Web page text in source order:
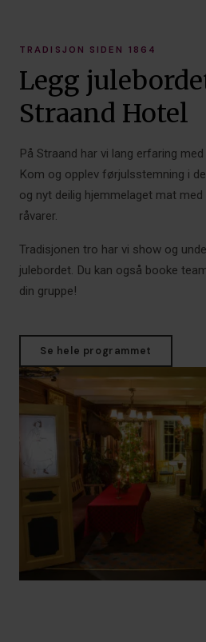
TRADISJON SIDEN 1864
Legg
Straand Hotel
På Straand har vi lang erfaring
Kom og opplev førjulsstemning i
og nyt deilig hjemmelaget mat
råvarer.
Tradisjonen tro har vi show og
julebordet. Du kan også booke
din gruppe!
Se hele programmet